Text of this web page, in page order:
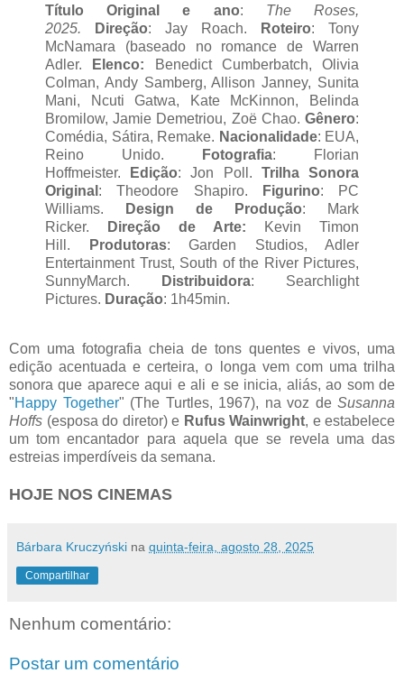
Título Original e ano: The Roses,
2025.
Direção: Jay Roach. Roteiro: Tony
McNamara (baseado no romance de Warren
Adler.
Elenco:
Benedict Cumberbatch, Olivia
Colman, Andy Samberg, Allison Janney, Sunita
Mani, Ncuti Gatwa, Kate McKinnon, Belinda
Bromilow, Jamie Demetriou, Zoë Chao. Gênero:
Comédia, Sátira, Remake. Nacionalidade: EUA,
Reino Unido.
Fotografia: Florian
Hoffmeister.
Edição: Jon Poll. Trilha Sonora
Original : Theodore Shapiro. Figurino: PC
Williams.
Design de Produção: Mark
Ricker.
Direção de Arte: Kevin Timon
Hill.
Produtoras: Garden Studios, Adler
Entertainment Trust, South of the River Pictures,
SunnyMarch.
Distribuidora: Searchlight
Pictures. Duração: 1h45min.
Com uma fotografia cheia de tons quentes e vivos, uma
edição acentuada e certeira, o longa vem com uma trilha
sonora que aparece aqui e ali e se inicia, aliás, ao som de
"Happy Together" (The Turtles, 1967), na voz de Susanna
Hoffs (esposa do diretor) e Rufus Wainwright, e estabelece
um tom encantador para aquela que se revela uma das
estreias imperdíveis da semana.
HOJE NOS CINEMAS
Bárbara Kruczyński na quinta-feira, agosto 28, 2025
Compartilhar
Nenhum comentário:
Postar um comentário